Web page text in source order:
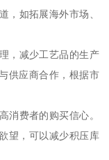
，如拓展海外市场、
，减少工艺品的生产
供应商合作，根据市
消费者的购买信心。
望，可以减少积压库